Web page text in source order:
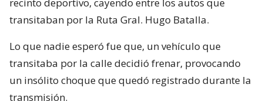
recinto deportivo, cayendo entre los autos que
transitaban por la Ruta Gral. Hugo Batalla.
Lo que nadie esperó fue que, un vehículo que
transitaba por la calle decidió frenar, provocando
un insólito choque que quedó registrado durante la
transmisión.